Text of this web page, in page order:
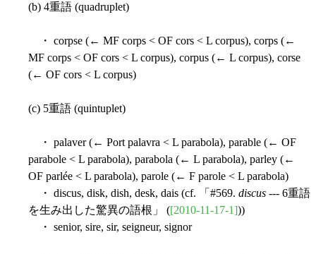
(b) 4重語 (quadruplet)
・ corpse (← MF corps < OF cors < L corpus), corps (←
MF corps < OF cors < L corpus), corpus (← L corpus), corse
(← OF cors < L corpus)
(c) 5重語 (quintuplet)
・ palaver (← Port palavra < L parabola), parable (← OF
parabole < L parabola), parabola (← L parabola), parley (←
OF parlée < L parabola), parole (← F parole < L parabola)
・ discus, disk, dish, desk, dais (cf. 「#569. discus --- 6重語
を生み出した驚異の語根」 ([2010-11-17-1]))
・ senior, sire, sir, seigneur, signor